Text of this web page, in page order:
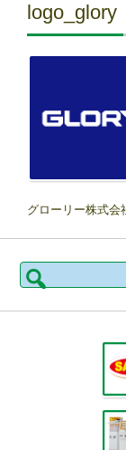
logo_glory
グローリー株式会
検
索: